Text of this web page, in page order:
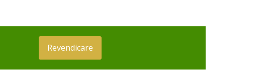
Revendicare